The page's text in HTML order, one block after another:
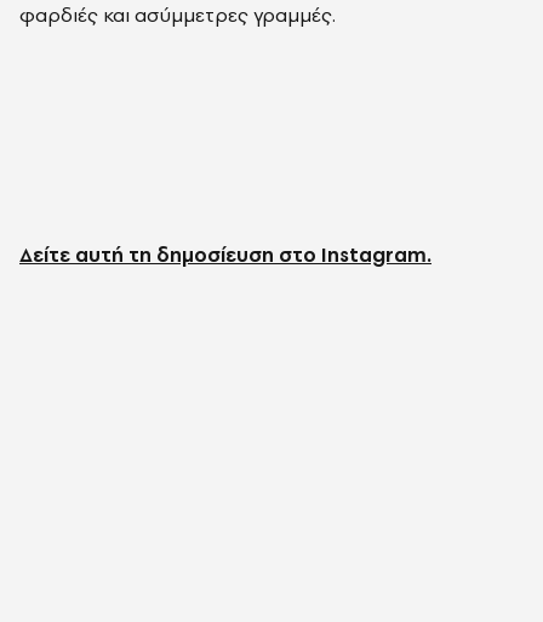
φαρδιές και ασύμμετρες γραμμές.
Δείτε αυτή τη δημοσίευση στο Instagram.